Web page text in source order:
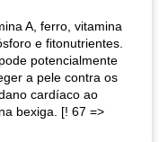
A, ferro, vitamina
e fitonutrientes.
potencialmente
a pele contra os
cardíaco ao
bexiga. [! 67 =>